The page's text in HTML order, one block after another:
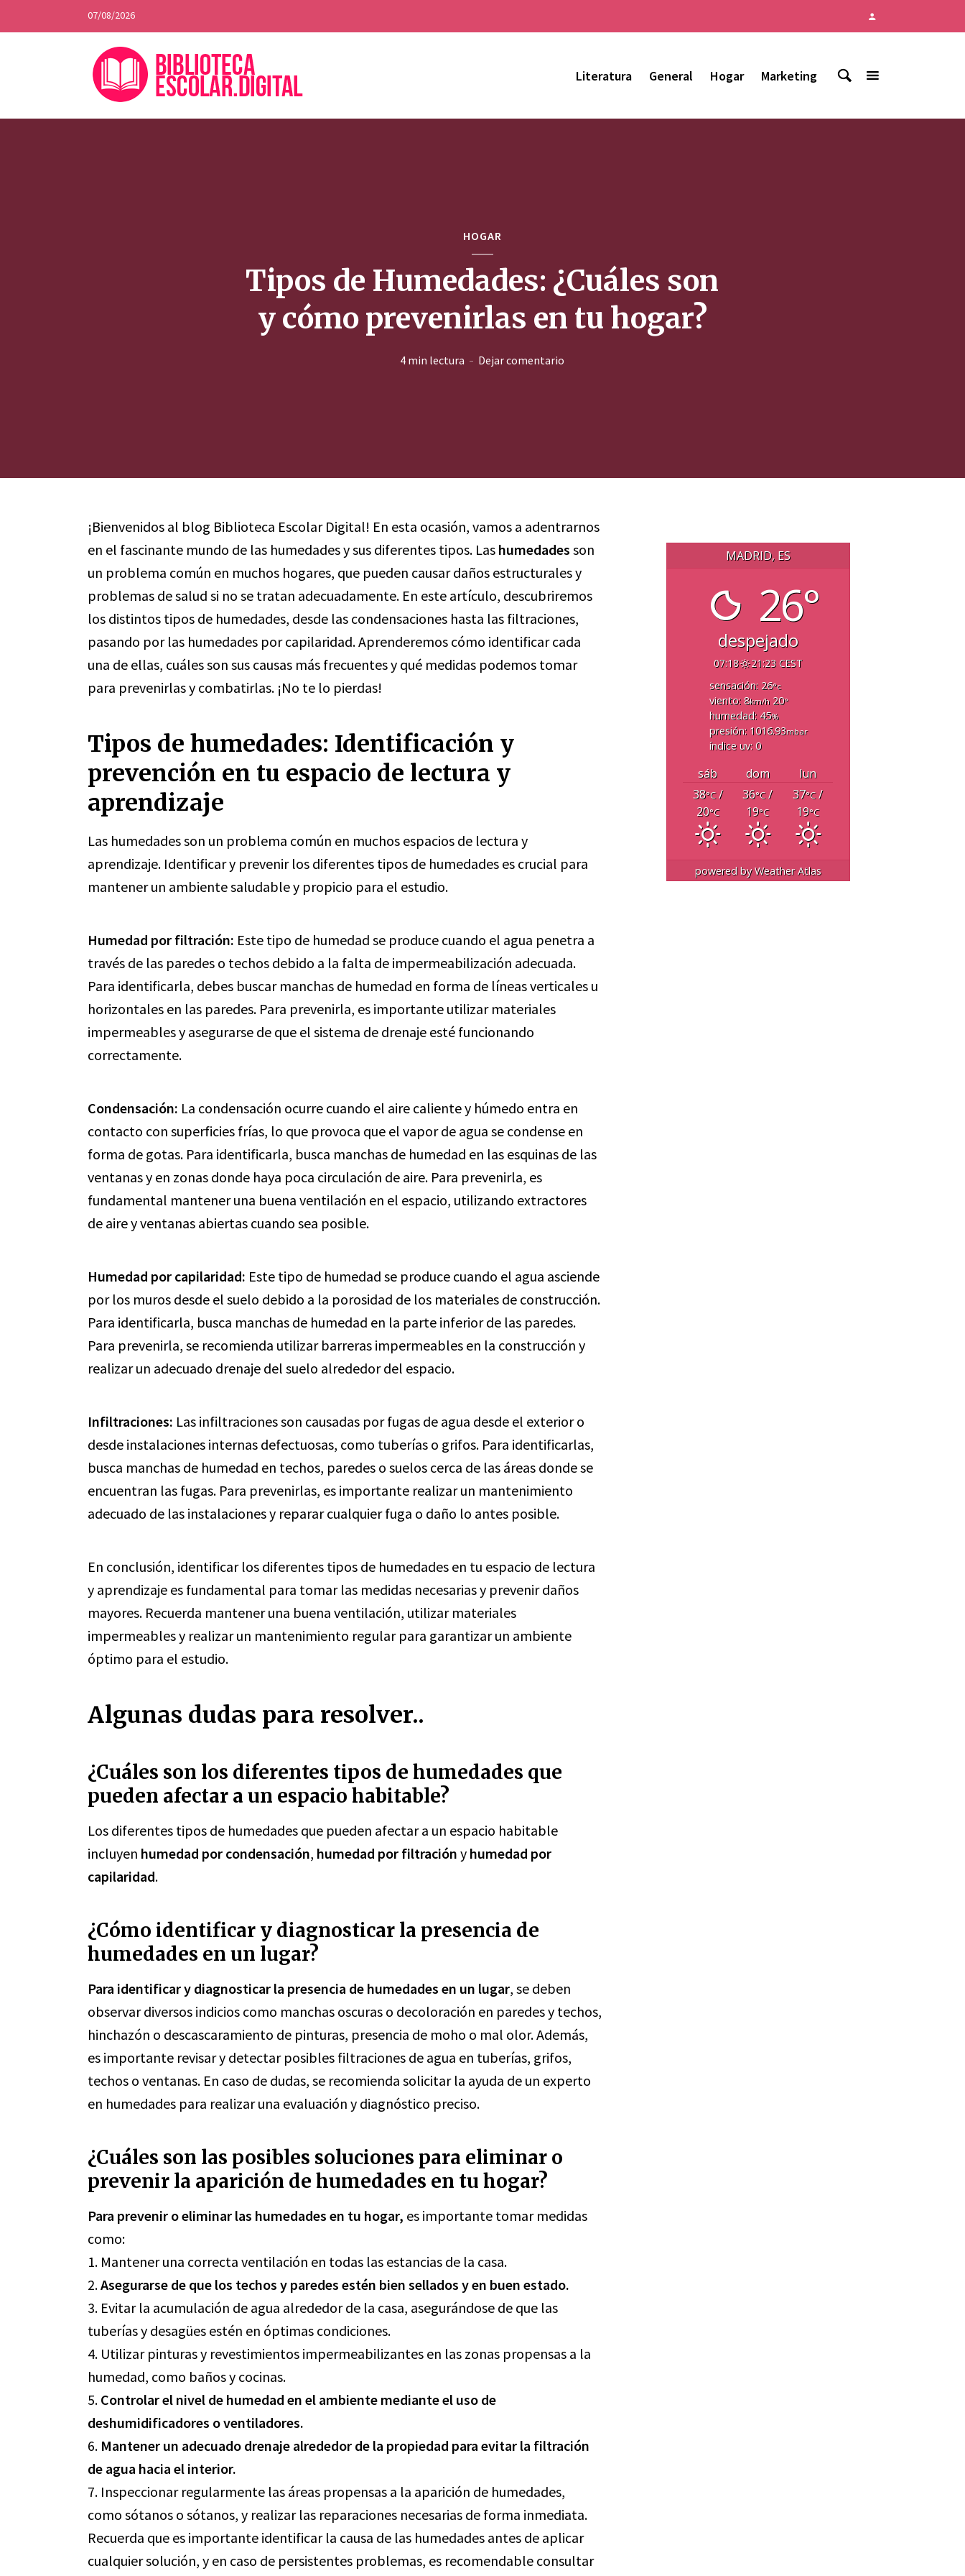
07/08/2026
Literatura General Hogar Marketing
HOGAR
Tipos de Humedades: ¿Cuáles son
y cómo prevenirlas en tu hogar?
4 min lectura Dejar comentario
¡Bienvenidos al blog Biblioteca Escolar Digital! En esta ocasión, vamos a adentrarnos
en el fascinante mundo de las humedades y sus diferentes tipos. Las humedades son
un problema común en muchos hogares, que pueden causar daños estructurales y
problemas de salud si no se tratan adecuadamente. En este artículo, descubriremos
los distintos tipos de humedades, desde las condensaciones hasta las filtraciones,
pasando por las humedades por capilaridad. Aprenderemos cómo identificar cada
una de ellas, cuáles son sus causas más frecuentes y qué medidas podemos tomar
para prevenirlas y combatirlas. ¡No te lo pierdas!
Tipos de humedades: Identificación y
prevención en tu espacio de lectura y
aprendizaje
Las humedades son un problema común en muchos espacios de lectura y
aprendizaje. Identificar y prevenir los diferentes tipos de humedades es crucial para
mantener un ambiente saludable y propicio para el estudio.
Humedad por filtración: Este tipo de humedad se produce cuando el agua penetra a
través de las paredes o techos debido a la falta de impermeabilización adecuada.
Para identificarla, debes buscar manchas de humedad en forma de líneas verticales u
horizontales en las paredes. Para prevenirla, es importante utilizar materiales
impermeables y asegurarse de que el sistema de drenaje esté funcionando
correctamente.
Condensación: La condensación ocurre cuando el aire caliente y húmedo entra en
contacto con superficies frías, lo que provoca que el vapor de agua se condense en
forma de gotas. Para identificarla, busca manchas de humedad en las esquinas de las
ventanas y en zonas donde haya poca circulación de aire. Para prevenirla, es
fundamental mantener una buena ventilación en el espacio, utilizando extractores
de aire y ventanas abiertas cuando sea posible.
Humedad por capilaridad: Este tipo de humedad se produce cuando el agua asciende
por los muros desde el suelo debido a la porosidad de los materiales de construcción.
Para identificarla, busca manchas de humedad en la parte inferior de las paredes.
Para prevenirla, se recomienda utilizar barreras impermeables en la construcción y
realizar un adecuado drenaje del suelo alrededor del espacio.
Infiltraciones: Las infiltraciones son causadas por fugas de agua desde el exterior o
desde instalaciones internas defectuosas, como tuberías o grifos. Para identificarlas,
busca manchas de humedad en techos, paredes o suelos cerca de las áreas donde se
encuentran las fugas. Para prevenirlas, es importante realizar un mantenimiento
adecuado de las instalaciones y reparar cualquier fuga o daño lo antes posible.
En conclusión, identificar los diferentes tipos de humedades en tu espacio de lectura
y aprendizaje es fundamental para tomar las medidas necesarias y prevenir daños
mayores. Recuerda mantener una buena ventilación, utilizar materiales
impermeables y realizar un mantenimiento regular para garantizar un ambiente
óptimo para el estudio.
Algunas dudas para resolver..
¿Cuáles son los diferentes tipos de humedades que
pueden afectar a un espacio habitable?
Los diferentes tipos de humedades que pueden afectar a un espacio habitable
incluyen humedad por condensación, humedad por filtración y humedad por
capilaridad.
¿Cómo identificar y diagnosticar la presencia de
humedades en un lugar?
Para identificar y diagnosticar la presencia de humedades en un lugar, se deben
observar diversos indicios como manchas oscuras o decoloración en paredes y techos,
hinchazón o descascaramiento de pinturas, presencia de moho o mal olor. Además,
es importante revisar y detectar posibles filtraciones de agua en tuberías, grifos,
techos o ventanas. En caso de dudas, se recomienda solicitar la ayuda de un experto
en humedades para realizar una evaluación y diagnóstico preciso.
¿Cuáles son las posibles soluciones para eliminar o
prevenir la aparición de humedades en tu hogar?
Para prevenir o eliminar las humedades en tu hogar, es importante tomar medidas
como:
1. Mantener una correcta ventilación en todas las estancias de la casa.
2.Asegurarse de que los techos y paredes estén bien sellados y en buen estado.
3. Evitar la acumulación de agua alrededor de la casa, asegurándose de que las
tuberías y desagües estén en óptimas condiciones.
4. Utilizar pinturas y revestimientos impermeabilizantes en las zonas propensas a la
humedad, como baños y cocinas.
5. Controlar el nivel de humedad en el ambiente mediante el uso de
deshumidificadores o ventiladores.
6. Mantener un adecuado drenaje alrededor de la propiedad para evitar la filtración
de agua hacia el interior.
7. Inspeccionar regularmente las áreas propensas a la aparición de humedades,
como sótanos o sótanos, y realizar las reparaciones necesarias de forma inmediata.
Recuerda que es importante identificar la causa de las humedades antes de aplicar
cualquier solución, y en caso de persistentes problemas, es recomendable consultar
MADRID, ES
26°
despejado
07:18
21:23 CEST
sensación: 26°c
viento: 8km/h20°
humedad: 45%
presión: 1016.93mbar
índice uv: 0
sáb dom
lun
38°C/
20°C
36°C/
19°C
37°C/
19°C
powered byWeather Atlas